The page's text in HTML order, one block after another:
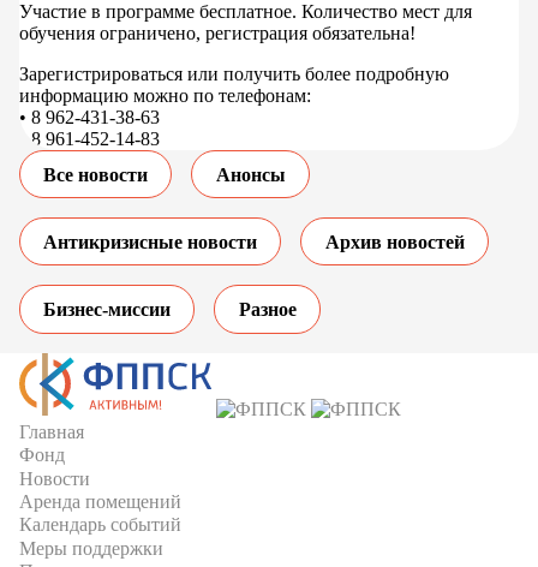
Участие в программе бесплатное. Количество мест для
обучения ограничено, регистрация обязательна!
Зарегистрироваться или получить более подробную
информацию можно по телефонам:
• 8 962-431-38-63
• 8 961-452-14-83
Все новости
Анонсы
Антикризисные новости Архив новостей
Бизнес-миссии Разное
Главная
Фонд
Новости
Аренда помещений
Календарь событий
Меры поддержки